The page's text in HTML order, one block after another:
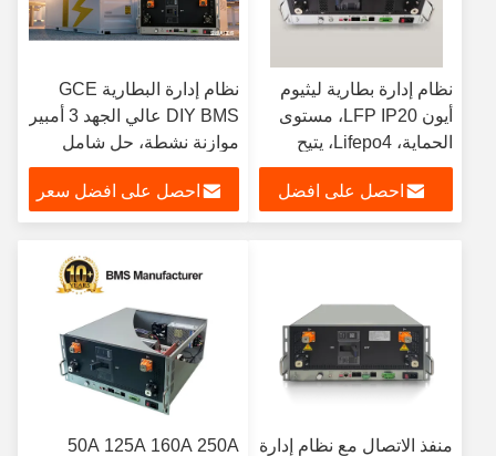
نظام إدارة بطارية ليثيوم
أيون LFP IP20، مستوى
الحماية، Lifepo4، يتيح
موازنة البطارية واكتشاف
الأعطالاحصل على افضل
نظام إدارة البطارية GCE
DIY BMS عالي الجهد 3 أمبير
موازنة نشطة، حل شامل
مطور لبطاريات الليثيوم ESS
UPS Lifepo4
احصل على افضل سعر
منفذ الاتصال مع نظام إدارة
50A 125A 160A 250A